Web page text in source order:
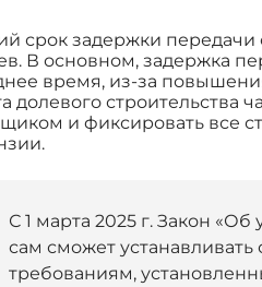
срок задержки передачи
В основном, задержка
время, из-за
долевого
и фиксировать все
С 1 марта 2025 г. Закон
сам сможет
требованиям,